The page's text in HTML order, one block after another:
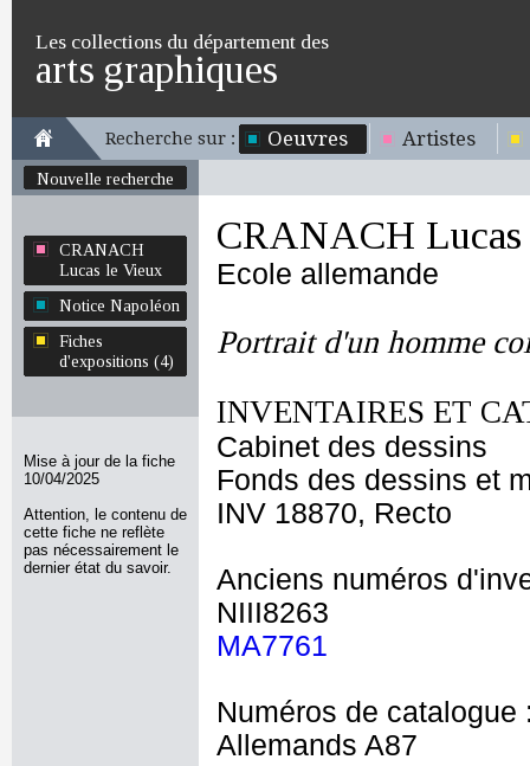
Les collections du département des
arts graphiques
Recherche sur : Oeuvres Artistes
Nouvelle recherche
CRANACH
Lucas le Vieux
Notice Napoléon
Fiches
d'expositions (4)
Mise à jour de la fiche
10/04/2025
Attention, le contenu de
cette fiche ne reflète
pas nécessairement le
dernier état du savoir.
CRANACH
Ecole allemande
Portrait d'un homme
INVENTAIRES ET
Cabinet des dessins
Fonds des dessins et
INV 18870, Recto
Anciens numéros
NIII8263
MA7761
Numéros de catalogue
Allemands A87